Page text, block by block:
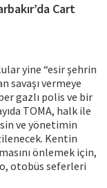
Cart
yine “esir şehrin
savaşı vermeye
gazlı polis ve bir
TOMA, halk ile
ve yönetimin
Kentin
önlemek için,
otobüs seferleri